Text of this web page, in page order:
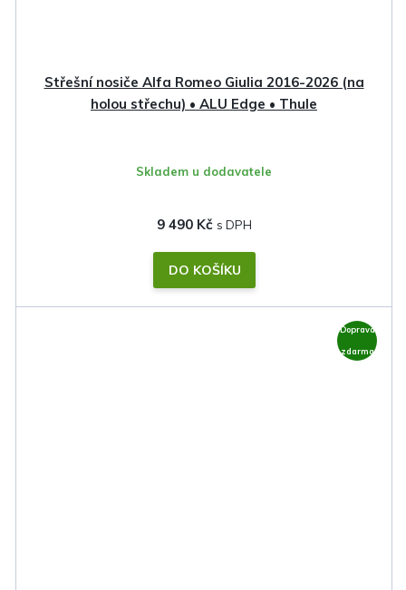
Střešní nosiče Alfa Romeo Giulia 2016-2026 (na
holou střechu) • ALU Edge • Thule
Skladem u dodavatele
9 490 Kč
DO KOŠÍKU
Doprava
zdarma